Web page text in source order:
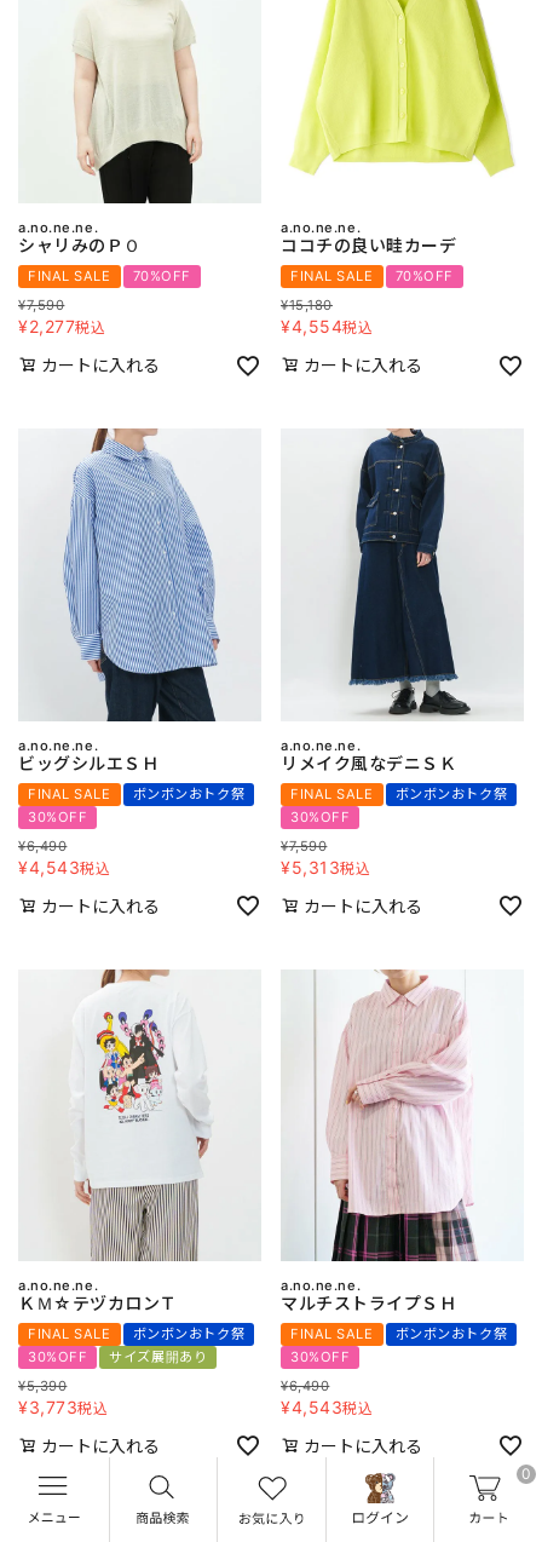
0
a.no.ne.ne.
シャリみのＰＯ
FINAL SALE
70%OFF
¥7,590
¥2,277税込
カートに入れる
a.no.ne.ne.
ココチの良い畦カーデ
FINAL SALE
70%OFF
¥15,180
¥4,554税込
カートに入れる
a.no.ne.ne.
ビッグシルエＳＨ
FINAL SALE
ボンボンおトク祭
30%OFF
¥6,490
¥4,543税込
カートに入れる
a.no.ne.ne.
リメイク風なデニＳＫ
FINAL SALE
ボンボンおトク祭
30%OFF
¥7,590
¥5,313税込
カートに入れる
a.no.ne.ne.
ＫＭ☆テヅカロンＴ
FINAL SALE
ボンボンおトク祭
30%OFF
サイズ展開あり
¥5,390
¥3,773税込
カートに入れる
a.no.ne.ne.
マルチストライプＳＨ
FINAL SALE
ボンボンおトク祭
30%OFF
¥6,490
¥4,543税込
カートに入れる